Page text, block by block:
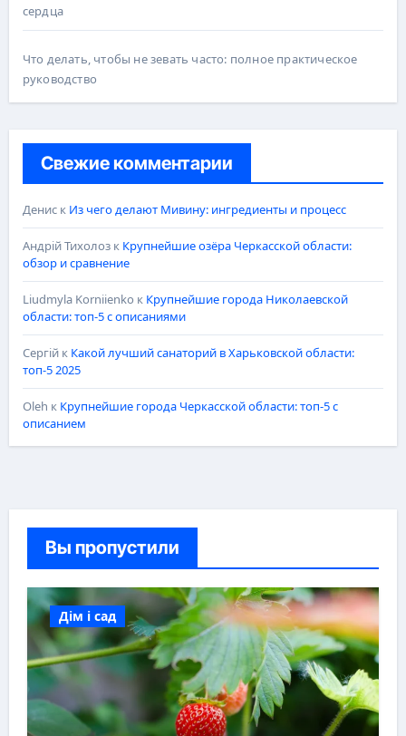
сердца
Что делать, чтобы не зевать часто: полное практическое
руководство
Свежие комментарии
Дениск Из чего делают Мивину: ингредиенты и процесс
Андрій Тихолозк Крупнейшие озёра Черкасской области:
обзор и сравнение
Liudmyla Korniienko к Крупнейшие города Николаевской
области: топ-5 с описаниями
Сергійк Какой лучший санаторий в Харьковской области:
топ-5 2025
Oleh к Крупнейшие города Черкасской области: топ-5 с
описанием
Вы пропустили
Дім і сад